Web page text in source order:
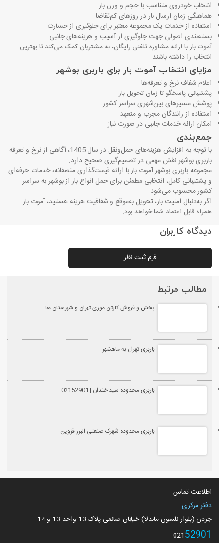
انتخاب خودروی متناسب با حجم و وزن بار
هماهنگی زمان ارسال بار در روزهای کم‌تقاضا
استفاده از خدمات یک مجموعه معتبر برای جلوگیری از خسارت
بسته‌بندی اصولی جهت جلوگیری از آسیب و هزینه‌های جانبی
آموت بار با ارائه مشاوره تلفنی رایگان، به مشتریان کمک می‌کند تا بهترین
انتخاب را داشته باشند.
مزایای انتخاب آموت بار برای باربری بوشهر
اعلام شفاف نرخ و تعرفه‌ها
پشتیبانی پاسخگو تا زمان تحویل بار
پوشش مسیرهای بین‌شهری سراسر کشور
استفاده از رانندگان مجرب و متعهد
امکان ارائه خدمات جانبی در صورت نیاز
جمع‌بندی
با توجه به افزایش هزینه‌های حمل‌ونقل در سال 1405، آگاهی از نرخ و تعرفه
باربری بوشهر نقش مهمی در تصمیم‌گیری صحیح دارد.
مجموعه باربری بوشهر آموت بار با ارائه قیمت‌گذاری منصفانه، خدمات حرفه‌ای
و پشتیبانی کامل، انتخابی مطمئن برای حمل انواع بار از بوشهر به سراسر
کشور محسوب می‌شود.
اگر به‌دنبال امنیت بار، تحویل به‌موقع و شفافیت هزینه هستید، آموت بار
همراه قابل اعتماد شما خواهد بود.
دیدگاه کاربران
فرم ثبت نظر
مطالب مرتبط
پخش و فروش کارتن موزی تهران و شهرستان ها
باربری تهران به ماهشهر
باربری محدوده سید خندان | 02152901
باربری محدوده شهرک صنعتی البرز قزوین
اطلاعات تماس
دفتر مرکزی
جردن (بلوار نلسون ماندلا) خیابان صانعی پلاک 13 واحد 13 و 14
02152901